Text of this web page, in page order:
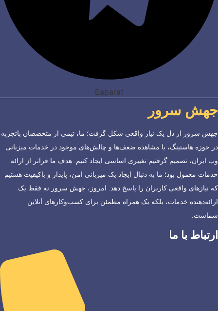
Eaparat
جهش سرور
جهش سرور از دل یک نیاز واقعی شکل گرفت؛ ما، تیمی از متخصصان باتجربه
در حوزه هاستینگ، با مشاهده ضعف‌ها و چالش‌های موجود در خدمات میزبانی
وب ایران، تصمیم گرفتیم تغییری اساسی ایجاد کنیم. هدف ما فراتر از ارائه
خدمات معمول بود؛ ما به دنبال ایجاد یک میزبانی امن، پایدار و باکیفیت هستیم
که نیازهای واقعی کاربران را پاسخ دهد. امروز، جهش سرور نه فقط یک
ارائه‌دهنده خدمات، بلکه یک همراه مطمئن برای کسب‌وکارهای آنلاین
شماست.
ارتباط با ما